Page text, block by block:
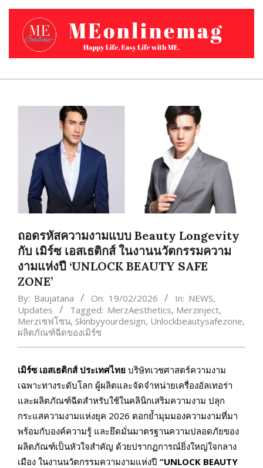
Skip
content
Primary
ถอดรหัสความงามแบบ Beauty Longevity
กับ เมิร์ซ เอสเธติกส์ ในงานนวัตกรรมความ
งามแห่งปี ‘UNLOCK BEAUTY SAFE
ZONE’
By: Baujatana On: 19/02/2026 In: NEWS,
Updates
Tagged: MerzAesthetics, Merzinject,
Merzเซฟโซน, Skinbyyourdesign, Unlockbeautysafezone,
ผลิตภัณฑ์ฉีดของเมิร์ซ
เมิร์ซ เอสเธติกส์ ประเทศไทย บริษัทเวชศาสตร์ความงาม
เฉพาะทางระดับโลก ผู้ผลิตและจัดจำหน่ายเครื่องอัลเทอร่า
และผลิตภัณฑ์ฉีดสำหรับใช้ในคลินิกเสริมความงาม ปลุก
กระแสความงามแห่งยุค 2026 ตอกย้ำมุมมองความงามที่มา
พร้อมกับองค์ความรู้ และยึดมั่นมาตรฐานความปลอดภัยของ
ผลิตภัณฑ์เป็นหัวใจสำคัญ ด้วยปรากฏการณ์ยิ่งใหญ่ใจกลาง
เมือง ในงานนวัตกรรมความงามแห่งปี “UNLOCK BEAUTY